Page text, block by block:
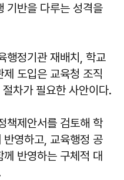
기반을 다루는 성격을
행정기관 재배치, 학교
도입은 교육청 조직
차가 필요한 사안이다.
책제안서를 검토해 학
영하고, 교육행정 공
반영하는 구체적 대